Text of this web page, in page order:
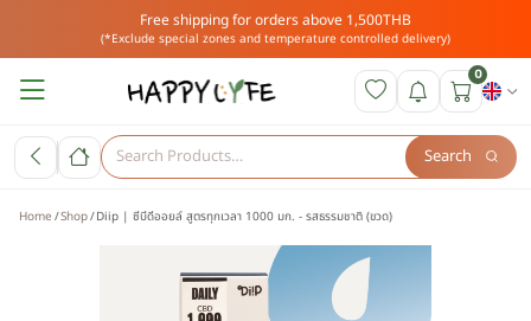
Free shipping for orders above 1,500THB
(*Exclude special zones and temperature controlled delivery)
0
Search
Home Shop Diip | ซีบีดีออยล์ สูตรทุกเวลา 1000 มก. - รสธรรมชาติ (ขวด)